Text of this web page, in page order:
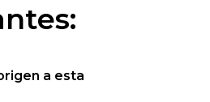
a esta